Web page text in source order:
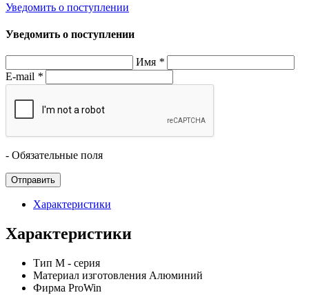
Уведомить о поступлении
Уведомить о поступлении
Имя *
E-mail *
- Обязательные поля
Характеристики
Характеристики
Тип M - серия
Материал изготовления Алюминий
Фирма ProWin